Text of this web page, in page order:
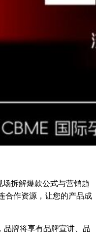
拆解爆款公式与营销趋
合作资源，让您的产品成
品牌将享有品牌宣讲、品